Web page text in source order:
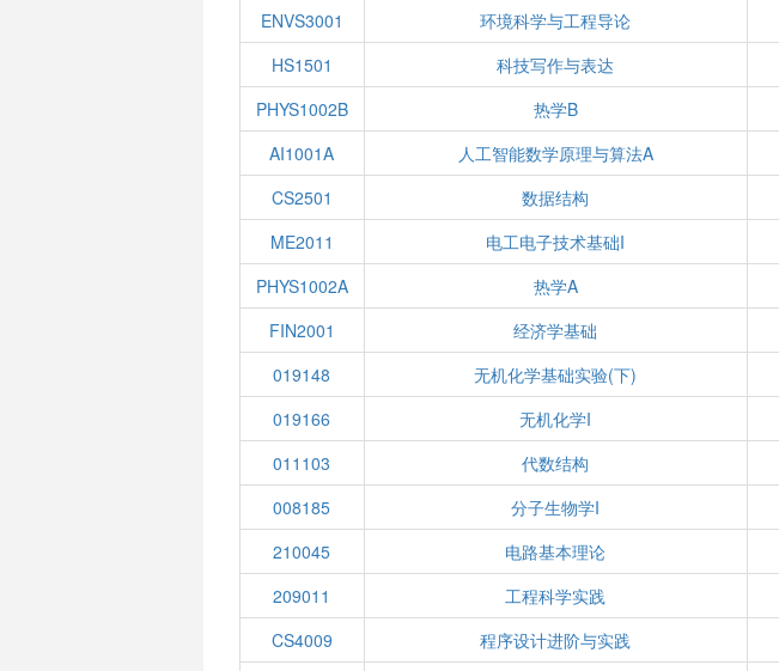
ENVS3001
环境科学与工程导论
HS1501
科技写作与表达
PHYS1002B
热学B
AI1001A
人工智能数学原理与算法A
CS2501
数据结构
ME2011
电工电子技术基础I
PHYS1002A
热学A
FIN2001
经济学基础
019148
无机化学基础实验(下)
019166
无机化学I
011103
代数结构
008185
分子生物学I
210045
电路基本理论
209011
工程科学实践
CS4009
程序设计进阶与实践